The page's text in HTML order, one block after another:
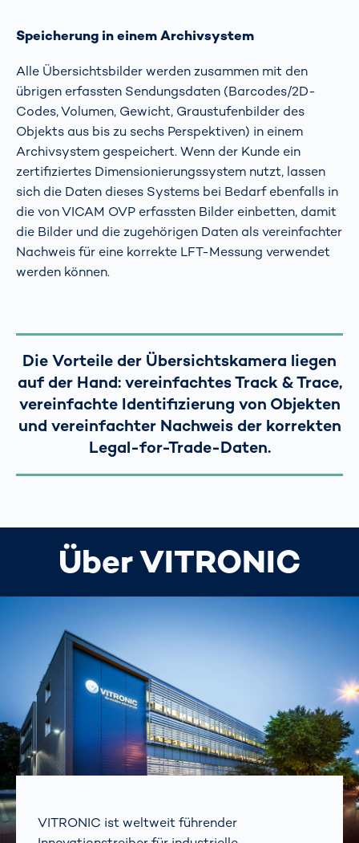
Speicherung in einem Archivsystem
Alle Übersichtsbilder werden zusammen mit den
übrigen erfassten Sendungsdaten (Barcodes/2D-
Codes, Volumen, Gewicht, Graustufenbilder des
Objekts aus bis zu sechs Perspektiven) in einem
Archivsystem gespeichert. Wenn der Kunde ein
zertifiziertes Dimensionierungssystem nutzt, lassen
sich die Daten dieses Systems bei Bedarf ebenfalls in
die von VICAM OVP erfassten Bilder einbetten, damit
die Bilder und die zugehörigen Daten als vereinfachter
Nachweis für eine korrekte LFT-Messung verwendet
werden können.
Die Vorteile der Übersichtskamera liegen
auf der Hand: vereinfachtes Track & Trace,
vereinfachte Identifizierung von Objekten
und vereinfachter Nachweis der korrekten
Legal-for-Trade-Daten.
Über VITRONIC
VITRONIC ist weltweit führender